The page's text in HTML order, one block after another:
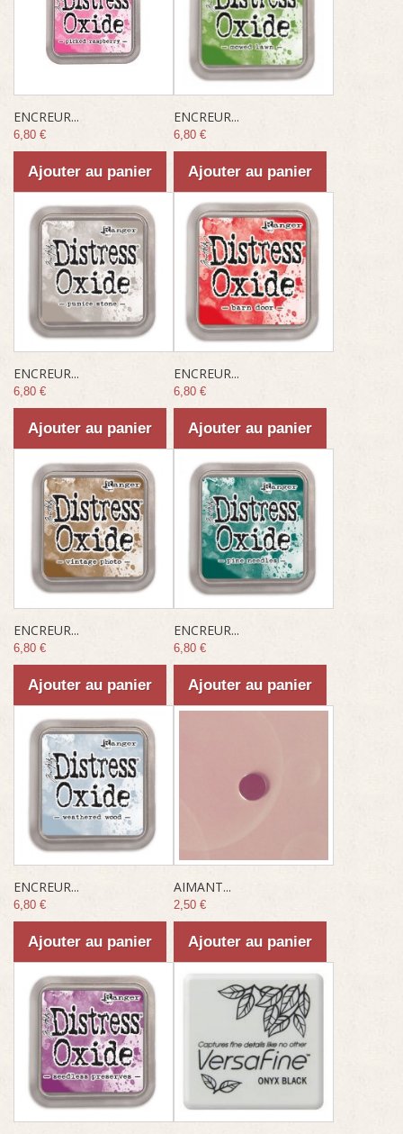
ENCREUR...
6,80 €
Ajouter au panier
ENCREUR...
6,80 €
Ajouter au panier
ENCREUR...
6,80 €
Ajouter au panier
ENCREUR...
6,80 €
Ajouter au panier
ENCREUR...
6,80 €
Ajouter au panier
ENCREUR...
6,80 €
Ajouter au panier
ENCREUR...
6,80 €
Ajouter au panier
AIMANT...
2,50 €
Ajouter au panier